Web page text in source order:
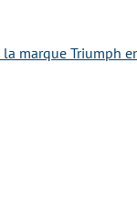
marque Triumph